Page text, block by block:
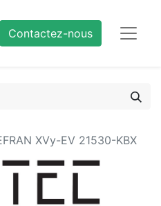
Contactez-nous
XVy-EV 21530-KBX